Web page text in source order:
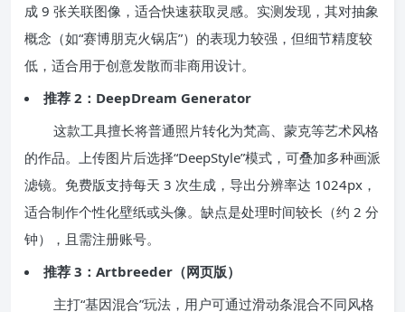
成 9 张关联图像，适合快速获取灵感。实测发现，其对抽象
概念（如“赛博朋克火锅店”）的表现力较强，但细节精度较
低，适合用于创意发散而非商用设计。
推荐 2：DeepDream Generator
这款工具擅长将普通照片转化为梵高、蒙克等艺术风格
的作品。上传图片后选择“DeepStyle”模式，可叠加多种画派
滤镜。免费版支持每天 3 次生成，导出分辨率达 1024px，
适合制作个性化壁纸或头像。缺点是处理时间较长（约 2 分
钟），且需注册账号。
推荐 3：Artbreeder（网页版）
主打“基因混合”玩法，用户可通过滑动条混合不同风格